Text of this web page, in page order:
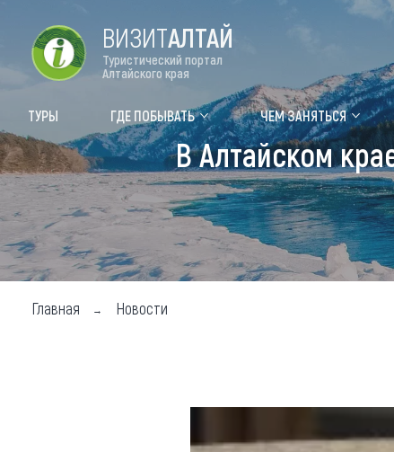
Туры
ВИЗИТАЛТАЙ
Туристический портал
Алтайского края
ТУРЫ ГДЕ ПОБЫВАТЬ ЧЕМ ЗАНЯТЬСЯ
В Алтайском
Главная Новости